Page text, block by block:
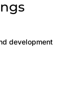
development